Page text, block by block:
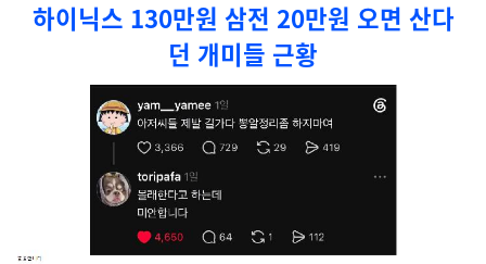
하이닉스 130만원 삼전 20만원 오면 산다
던 개미들 근황